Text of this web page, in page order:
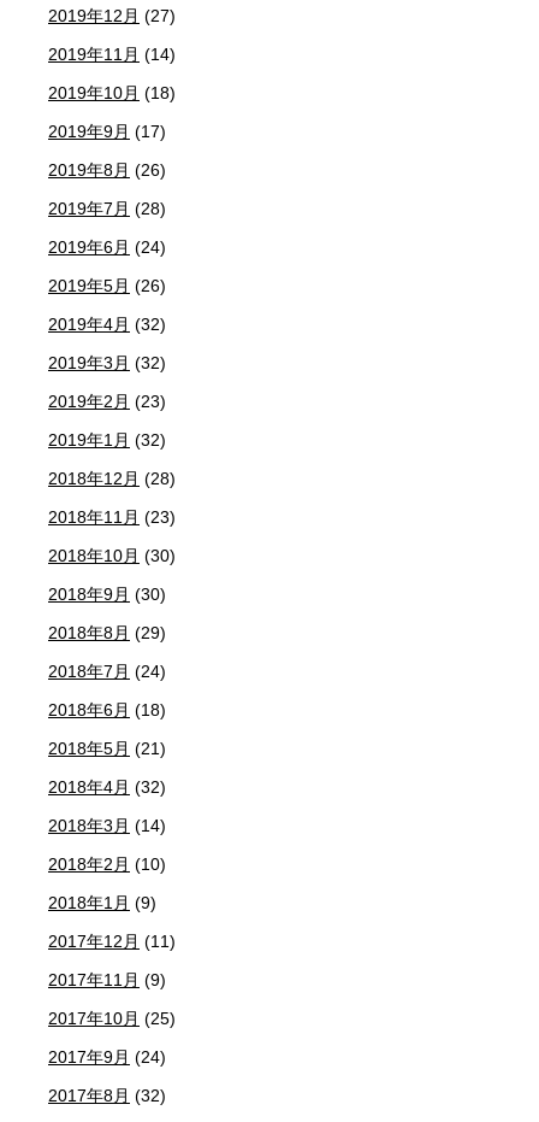
2019年12月 (27)
2019年11月 (14)
2019年10月 (18)
2019年9月 (17)
2019年8月 (26)
2019年7月 (28)
2019年6月 (24)
2019年5月 (26)
2019年4月 (32)
2019年3月 (32)
2019年2月 (23)
2019年1月 (32)
2018年12月 (28)
2018年11月 (23)
2018年10月 (30)
2018年9月 (30)
2018年8月 (29)
2018年7月 (24)
2018年6月 (18)
2018年5月 (21)
2018年4月 (32)
2018年3月 (14)
2018年2月 (10)
2018年1月 (9)
2017年12月 (11)
2017年11月 (9)
2017年10月 (25)
2017年9月 (24)
2017年8月 (32)